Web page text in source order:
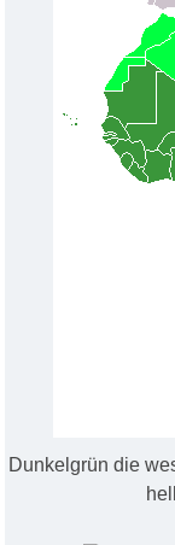
Dunkelgrün die